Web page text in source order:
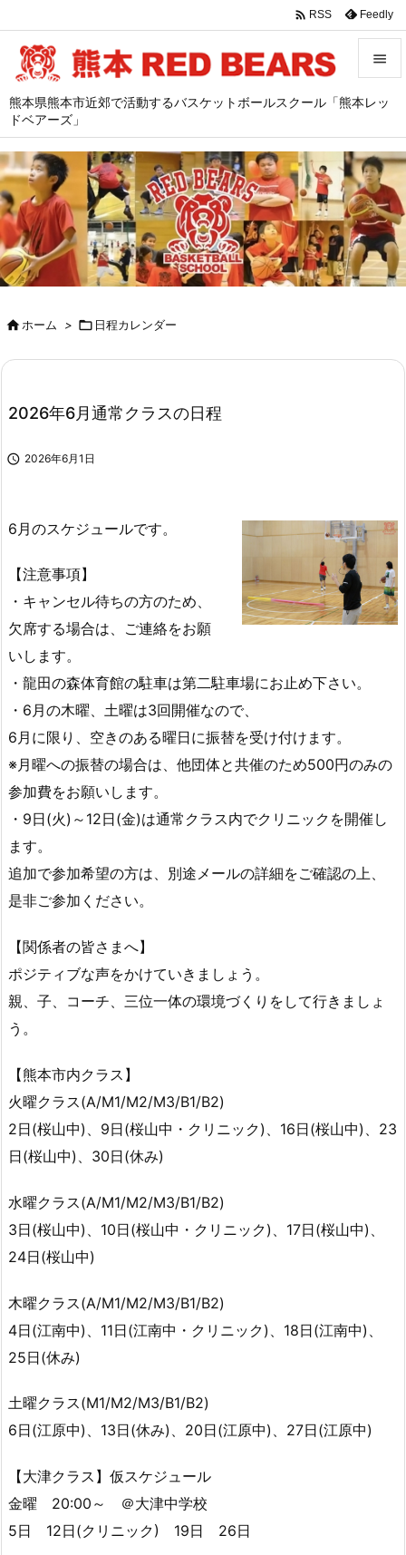
熊本県熊本市近郊で活動するバスケットボールスクール「熊本レッ
ドベアーズ」



サイド

前へ

次へ

 RSS Feedly
ホーム >  日程カレンダー
2026年6月通常クラスの日程
 2026年6月1日
6月のスケジュールです。
【注意事項】
・キャンセル待ちの方のため、
欠席する場合は、ご連絡をお願
いします。
・龍田の森体育館の駐車は第二駐車場にお止め下さい。
・6月の木曜、土曜は3回開催なので、
6月に限り、空きのある曜日に振替を受け付けます。
※月曜への振替の場合は、他団体と共催のため500円のみの
参加費をお願いします。
・9日(火)～12日(金)は通常クラス内でクリニックを開催し
ます。
追加で参加希望の方は、別途メールの詳細をご確認の上、
是非ご参加ください。
【関係者の皆さまへ】
ポジティブな声をかけていきましょう。
親、子、コーチ、三位一体の環境づくりをして行きましょ
う。
【熊本市内クラス】
火曜クラス(A/M1/M2/M3/B1/B2)
2日(桜山中)、9日(桜山中・クリニック)、16日(桜山中)、23
日(桜山中)、30日(休み)
水曜クラス(A/M1/M2/M3/B1/B2)
3日(桜山中)、10日(桜山中・クリニック)、17日(桜山中)、
24日(桜山中)
木曜クラス(A/M1/M2/M3/B1/B2)
4日(江南中)、11日(江南中・クリニック)、18日(江南中)、
25日(休み)
土曜クラス(M1/M2/M3/B1/B2)
6日(江原中)、13日(休み)、20日(江原中)、27日(江原中)
【大津クラス】仮スケジュール
金曜 20:00～ ＠大津中学校
5日 12日(クリニック) 19日 26日